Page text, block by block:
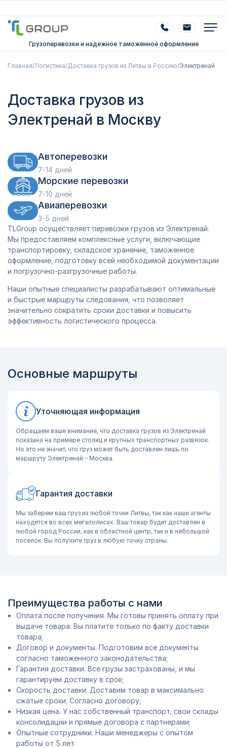
Грузоперевозки и надежное таможенное оформление
Главная/Логистика/Доставка грузов из Литвы в Россию/Электренай
Доставка грузов из
Электренай в Москву
Автоперевозки
7-14 дней
Морские перевозки
7-10 дней
Авиаперевозки
3-5 дней
TLGroup осуществляет перевозки грузов из Электренай.
Мы предоставляем комплексные услуги, включающие
транспортировку, складское хранение, таможенное
оформление, подготовку всей необходимой документации
и погрузочно-разгрузочные работы.
Наши опытные специалисты разрабатывают оптимальные
и быстрые маршруты следования, что позволяет
значительно сократить сроки доставки и повысить
эффективность логистического процесса.
Основные маршруты
Уточняющая информация
Обращаем ваше внимание, что доставка грузов из Электренай
показана на примере столиц и крупных транспортных развязок.
Но это не значит, что груз может быть доставлен лишь по
маршруту Электренай – Москва.
Гарантия доставки
Мы заберем ваш груз из любой точки Литвы, так как наши агенты
находятся во всех мегаполисах. Ваш товар будет доставлен в
любой город России, как в областной центр, так и в небольшой
поселок. Вы получите груз в любую точку страны.
Преимущества работы с нами
Оплата после получения. Мы готовы принять оплату при
выдаче товара. Вы платите только по факту доставки
товара;
Договор и документы. Подготовим все документы
согласно таможенного законодательства;
Гарантия доставки. Все грузы застрахованы, и мы
гарантируем доставку в срок;
Скорость доставки. Доставим товар в максимально
сжатые сроки. Согласно договору;
Низкая цена. У нас собственный транспорт, свои склады
консолидации и прямые договора с партнерами;
Опытные сотрудники. Наши менеджеры с опытом
работы от 5 лет.